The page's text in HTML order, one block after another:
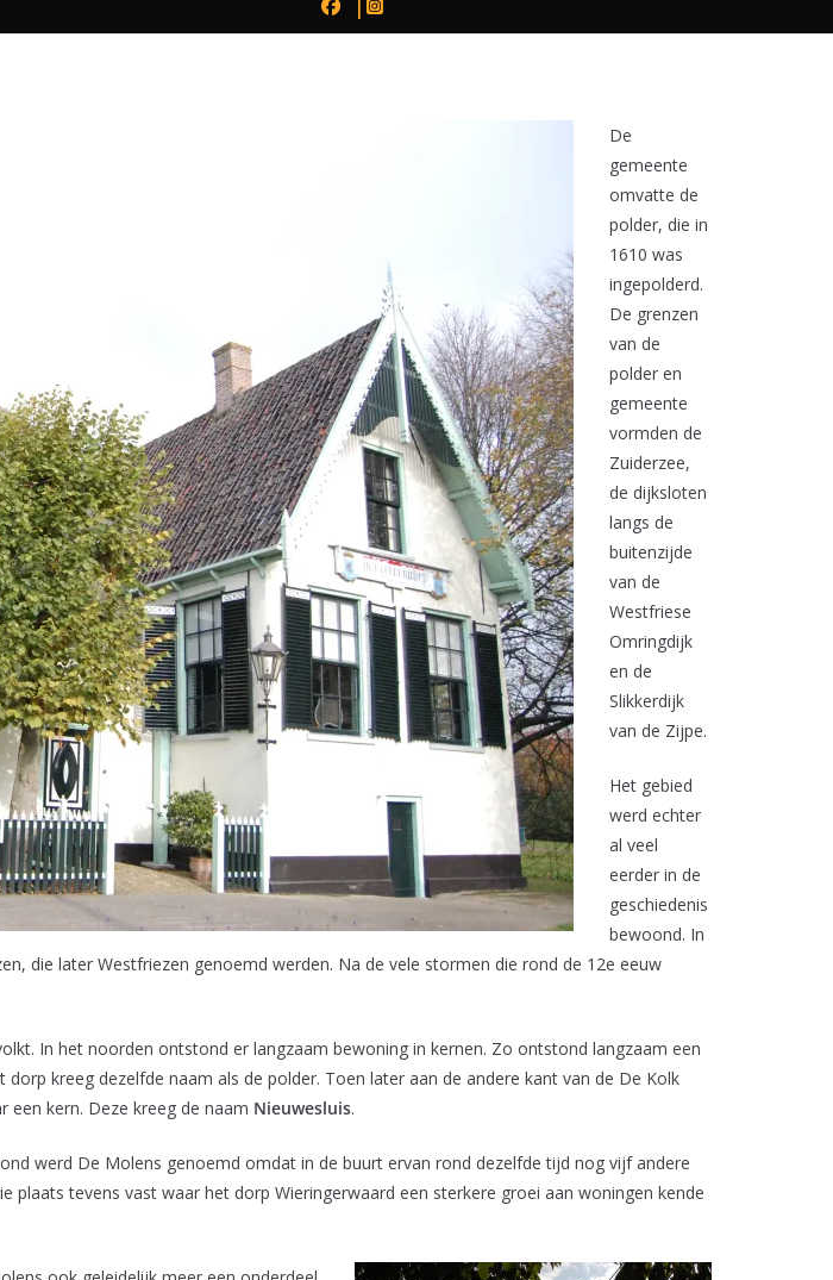
De
gemeente
omvatte de
polder, die in
1610 was
ingepolderd.
De grenzen
van de
polder en
gemeente
vormden de
Zuiderzee,
de dijksloten
langs de
buitenzijde
van de
Westfriese
Omringdijk
en de
Slikkerdijk
van de Zijpe.
Het gebied
werd echter
al veel
eerder in de
geschiedenis
bewoond. In
die later Westfriezen genoemd werden. Na de vele stormen die rond de 12e eeuw
In het noorden ontstond er langzaam bewoning in kernen. Zo ontstond langzaam een
kreeg dezelfde naam als de polder. Toen later aan de andere kant van de De Kolk
een kern. Deze kreeg de naam Nieuwesluis.
werd De Molens genoemd omdat in de buurt ervan rond dezelfde tijd nog vijf andere
tevens vast waar het dorp Wieringerwaard een sterkere groei aan woningen kende